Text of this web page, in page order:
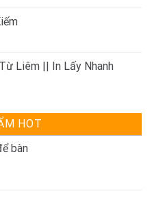
Liêm || In Lấy Nhanh
HOT
bàn